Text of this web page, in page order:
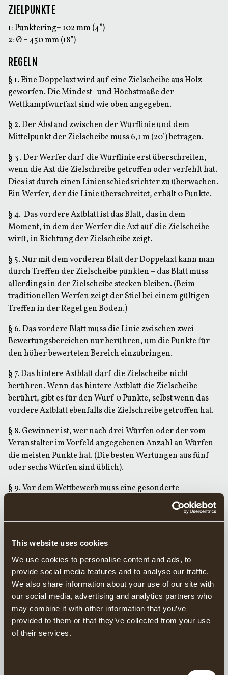
This website uses cookies
We use cookies to personalise content and ads, to
provide social media features and to analyse our traffic.
We also share information about your use of our site with
our social media, advertising and analytics partners who
may combine it with other information that you’ve
provided to them or that they’ve collected from your use
of their services.
ZIELPUNKTE
1: Punktering= 102 mm (4”)
2: Ø = 450 mm (18”)
REGELN
§ 1.Eine Doppelaxt wird auf eine Zielscheibe aus Holz
geworfen. Die Mindest- und Höchstmaße der
Wettkampfwurfaxt sind wie oben angegeben.
§ 2.Der Abstand zwischen der Wurflinie und dem
Mittelpunkt der Zielscheibe muss 6,1 m (20’) betragen.
§ 3 .Der Werfer darf die Wurflinie erst überschreiten,
wenn die Axt die Zielschreibe getroffen oder verfehlt hat.
Dies ist durch einen Linienschiedsrichter zu überwachen.
Ein Werfer, der die Linie überschreitet, erhält 0 Punkte.
§ 4. Das vordere Axtblatt ist das Blatt, das in dem
Moment, in dem der Werfer die Axt auf die Zielscheibe
wirft, in Richtung der Zielscheibe zeigt.
§ 5. Nur mit dem vorderen Blatt der Doppelaxt kann man
durch Treffen der Zielscheibe punkten – das Blatt muss
allerdings in der Zielscheibe stecken bleiben. (Beim
traditionellen Werfen zeigt der Stiel bei einem gültigen
Treffen in der Regel gen Boden.)
§ 6. Das vordere Blatt muss die Linie zwischen zwei
Bewertungsbereichen nur berühren, um die Punkte für
den höher bewerteten Bereich einzubringen.
§ 7. Das hintere Axtblatt darf die Zielscheibe nicht
berühren. Wenn das hintere Axtblatt die Zielscheibe
berührt, gibt es für den Wurf 0 Punkte, selbst wenn das
vordere Axtblatt ebenfalls die Zielschreibe getroffen hat.
§ 8. Gewinner ist, wer nach drei Würfen oder der vom
Veranstalter im Vorfeld angegebenen Anzahl an Würfen
die meisten Punkte hat. (Die besten Wertungen aus fünf
oder sechs Würfen sind üblich).
§ 9. Vor dem Wettbewerb muss eine gesonderte
Zielscheibe für Übungswürfe zur Verfügung stehen.
Werfer, die auf der Wettkampfzielscheibe üben, werden
vom Wettkampf ausgeschlossen.
§ 10. Bauart und Dimensionen der Zielscheibe und die
Punktzahl für jeden Ring sind in der Abbildung unten
dargestellt.
§ 11 . Wettkampfklassen: Senioren Damen und Herren
Junioren Damen und Herren Teilnehmer unter 18 Jahren
gelten als Junioren. Der Wettkampfrichter entscheidet im
Einzelfall über die untere Altersgrenze. Damit eine
Wettkampfklasse Wettkampfstatus erhält, müssen